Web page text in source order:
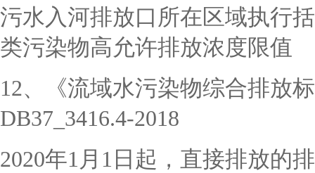
污水入河排放口所在区域执行
类污染物高允许排放浓度限值
12、《流域水污染物综合排放
DB37_3416.4-2018
2020年1月1日起，直接排放的